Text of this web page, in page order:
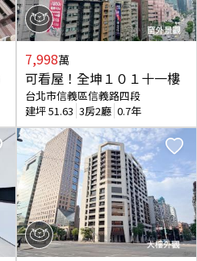
7,998萬
可看屋！全坤１０１十一樓
台北市信義區信義路四段
建坪51.63 3房2廳 0.7年